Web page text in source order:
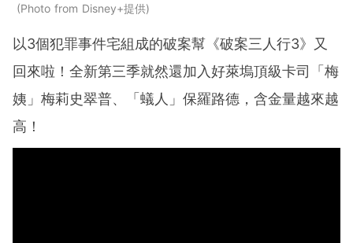
Photo from Disney+提供
以3個犯罪事件宅組成的破案幫《破案三人行3》又
回來啦！全新第三季就然還加入好萊塢頂級卡司「梅
姨」梅莉史翠普、「蟻人」保羅路德，含金量越來越
高！